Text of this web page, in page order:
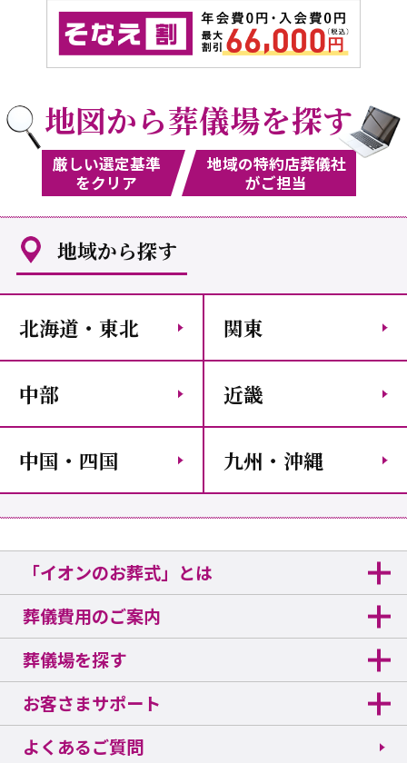
地図から葬儀場を探す
厳しい選定基準
をクリア
地域の特約店葬儀社
がご担当
地域から探す
北海道・東北 関東
中部 近畿
中国・四国 九州・沖縄
「イオンのお葬式」とは
葬儀費用のご案内
葬儀場を探す
お客さまサポート
よくあるご質問